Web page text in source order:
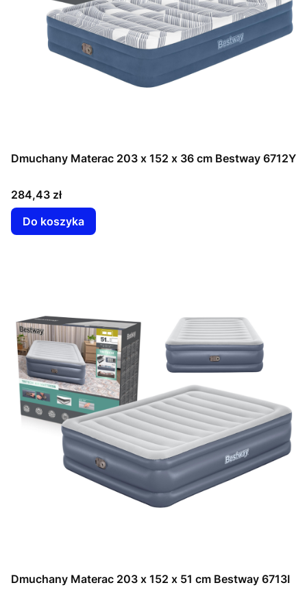
Dmuchany Materac 203 x 152 x 36 cm Bestway 6712Y
Cena
284,43 zł
Do koszyka
Dmuchany Materac 203 x 152 x 51 cm Bestway 6713I